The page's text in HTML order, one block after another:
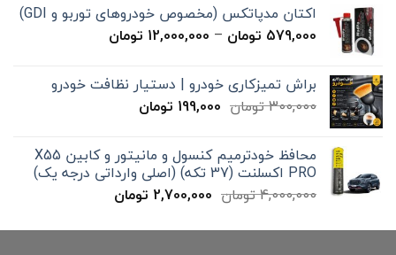
تا
20,000 تومان
اکتان مدپاتکس (مخصوص خودروهای توربو و GDI)
579,000 تومان –
12,000,000 تومان
تا
براش تمیزکاری خودرو | دستیار نظافت خودرو
300,000تومان قیمت
بود.
199,000 تومانقیمت
199,000 تومان
است. محافظ خودترمیم کنسول و مانیتور و کابین X55
PRO اکسلنت (37 تکه) (اصلی وارداتی درجه یک)
4,000,000تومان قیمت
4,000,000 تومان
2,700,000 تومانقیمت
2,700,000 تومان